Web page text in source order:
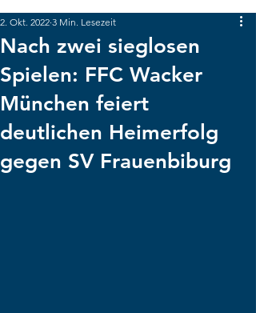
Nach zwei sieglosen
Spielen: FFC Wacker
München feiert
deutlichen Heimerfolg
gegen SV Frauenbiburg
2. Okt. 2022 3 Min. Lesezeit